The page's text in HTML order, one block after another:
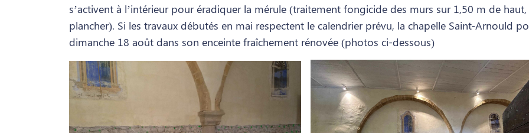
s’activent à l’intérieur pour éradiquer la mérule (traitement fongicide des murs sur 1,50 m de
plancher). Si les travaux débutés en mai respectent le calendrier prévu, la chapelle Saint-Arnould
dimanche 18 août dans son enceinte fraîchement rénovée (photos ci-dessous)